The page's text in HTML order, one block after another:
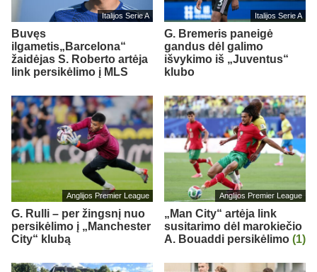
Italijos Serie A
Buvęs
ilgametis„Barcelona“
žaidėjas S. Roberto artėja
link persikėlimo į MLS
Italijos Serie A
G. Bremeris paneigė
gandus dėl galimo
išvykimo iš „Juventus“
klubo
Anglijos Premier League
G. Rulli – per žingsnį nuo
persikėlimo į „Manchester
City“ klubą
Anglijos Premier League
„Man City“ artėja link
susitarimo dėl marokiečio
A. Bouaddi persikėlimo (1)